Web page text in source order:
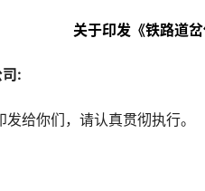
关于印发《铁路道
:
给你们，请认真贯彻执行。